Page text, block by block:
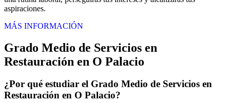
aspiraciones.
MÁS INFORMACIÓN
Grado Medio de Servicios en
Restauración en O Palacio
¿Por qué estudiar el Grado Medio de Servicios en
Restauración en O Palacio?